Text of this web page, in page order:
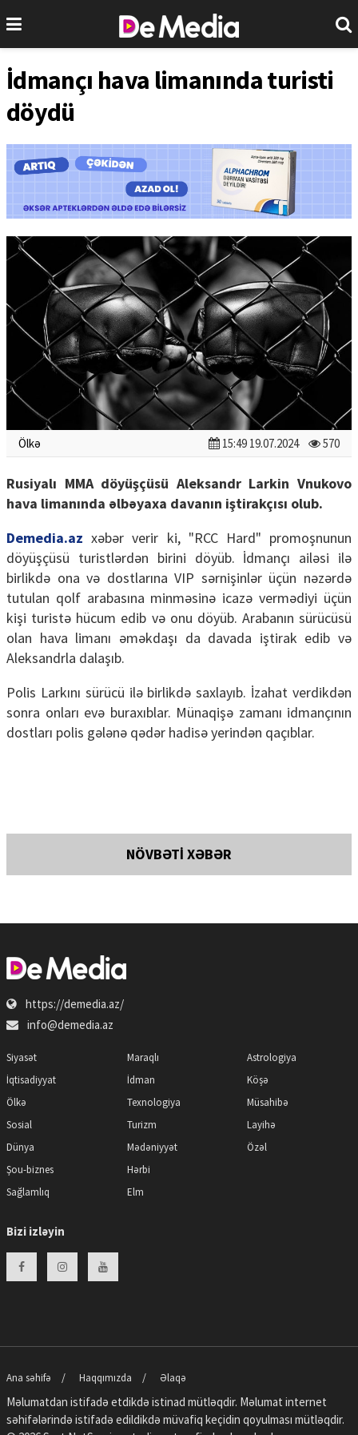
İdmançı hava limanında turisti
döydü
Ölkə 15:49 19.07.2024 570
Rusiyalı MMA döyüşçüsü Aleksandr Larkin Vnukovo
hava limanında əlbəyaxa davanın iştirakçısı olub.
Demedia.az xəbər verir ki, "RCC Hard" promoşnunun
döyüşçüsü turistlərdən birini döyüb. İdmançı ailəsi ilə
birlikdə ona və dostlarına VIP sərnişinlər üçün nəzərdə
tutulan qolf arabasına minməsinə icazə vermədiyi üçün
kişi turistə hücum edib və onu döyüb. Arabanın sürücüsü
olan hava limanı əməkdaşı da davada iştirak edib və
Aleksandrla dalaşıb.
Polis Larkını sürücü ilə birlikdə saxlayıb. İzahat verdikdən
sonra onları evə buraxıblar. Münaqişə zamanı idmançının
dostları polis gələnə qədər hadisə yerindən qaçıblar.
NÖVBƏTİ XƏBƏR
https://demedia.az/
info@demedia.az
Siyasət
İqtisadiyyat
Ölkə
Sosial
Dünya
Şou-biznes
Sağlamlıq
Maraqlı
İdman
Texnologiya
Turizm
Mədəniyyət
Hərbi
Elm
Astrologiya
Köşə
Müsahibə
Layihə
Özəl
Bizi izləyin
Ana səhifə Haqqımızda Əlaqə
Məlumatdan istifadə etdikdə istinad mütləqdir. Məlumat internet
səhifələrində istifadə edildikdə müvafiq keçidin qoyulması mütləqdir.